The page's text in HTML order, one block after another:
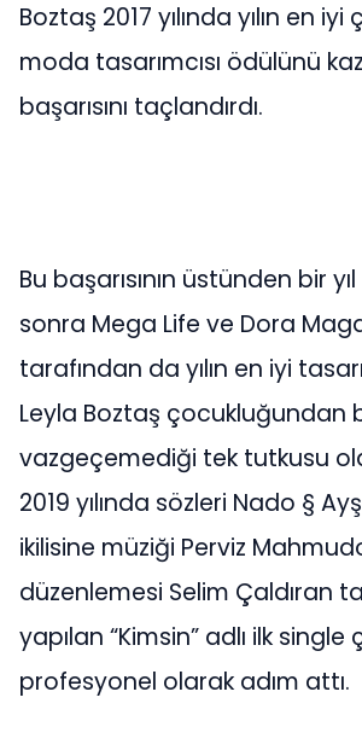
Boztaş 2017 yılında yılın en iyi
moda tasarımcısı ödülünü
başarısını taçlandırdı.
Bu başarısının üstünden bir
sonra Mega Life ve Dora
tarafından da yılın en iyi
Leyla Boztaş çocukluğundan
vazgeçemediği tek tutkusu
2019 yılında sözleri Nado §
ikilisine müziği Perviz
düzenlemesi Selim Çaldıran
yapılan “Kimsin” adlı ilk single
profesyonel olarak adım attı.